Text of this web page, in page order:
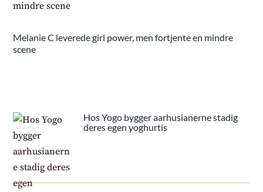
Melanie C leverede girl power, men fortjente en mindre
scene
Hos Yogo bygger aarhusianerne stadig
deres egen yoghurtis